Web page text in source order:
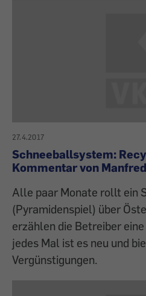
27.4.2017
Schneeballsystem:
Kommentar von
Alle paar Monate rollt ein
(Pyramidenspiel) über
erzählen die Betreiber
jedes Mal ist es neu und
Vergünstigungen.